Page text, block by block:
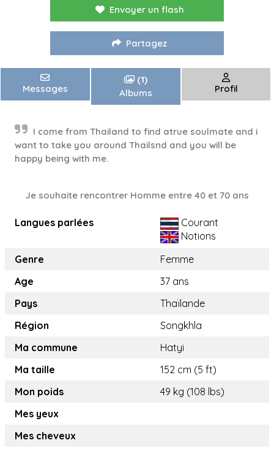
Envoyer un flash
Partagez
Messages
(1)
Albums
Profil
I come from Thailand to find atrue soulmate and i
want to take you around Thailsnd and you will be
happy being with me.
Je souhaite rencontrer Homme entre 40 et 70 ans
Langues parlées
Courant
Notions
Genre
Femme
Age
37 ans
Pays
Thaïlande
Région
Songkhla
Ma commune
Hatyi
Ma taille
152 cm (5 ft)
Mon poids
49 kg (108 lbs)
Mes yeux
Mes cheveux